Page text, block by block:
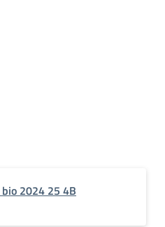
2024 25 4B